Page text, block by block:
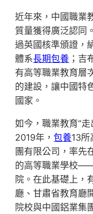
近年來，中國職業
質量獲得廣泛認同
過英國核準頒證，
體系長期包養 ；吉
有高等職業教育層
的建設，讓中國特
國家。
如今，職業教育“
2019年，包養13所
團有限公司，率先
的高等職業學校
院。在此基礎上，
廳、甘肅省教育廳
院校與中國鋁業集